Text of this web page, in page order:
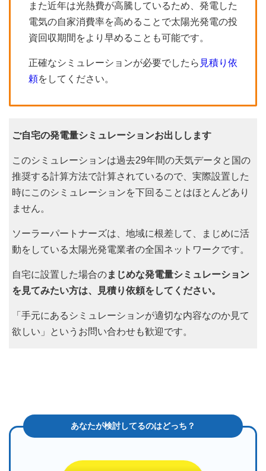
また近年は光熱費が高騰しているため、発電した
電気の自家消費率を高めることで太陽光発電の投
資回収期間をより早めることも可能です。
正確なシミュレーションが必要でしたら 見積り依
頼をしてください。
ご自宅の発電量シミュレーションお出しします
このシミュレーションは過去29年間の天気データと国の
推奨する計算方法で計算されているので、実際設置した
時にこのシミュレーションを下回ることはほとんどあり
ません。
ソーラーパートナーズは、地域に根差して、まじめに活
動をしている太陽光発電業者の全国ネットワークです。
自宅に設置した場合のまじめな発電量シミュレーション
を見てみたい方は、見積り依頼をしてください。
「手元にあるシミュレーションが適切な内容なのか見て
欲しい」というお問い合わせも歓迎です。